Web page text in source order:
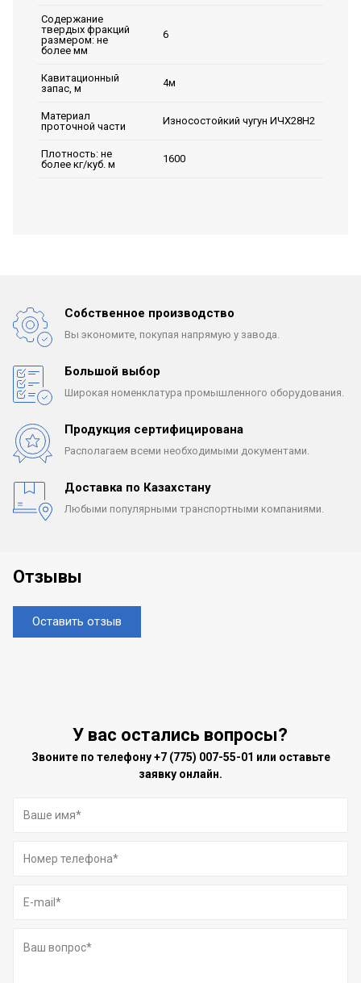
Содержание
твердых фракций
размером: не
более мм
6
Кавитационный
запас, м
4м
Материал
проточной части
Износостойкий чугун ИЧХ28Н2
Плотность: не
более кг/куб. м
1600
Собственное производство
Вы экономите, покупая напрямую у завода.
Большой выбор
Широкая номенклатура промышленного оборудования.
Продукция сертифицирована
Располагаем всеми необходимыми документами.
Доставка по Казахстану
Любыми популярными транспортными компаниями.
Отзывы
Оставить отзыв
У вас остались вопросы?
Звоните по телефону+7 (775) 007-55-01 или оставьте
заявку онлайн.